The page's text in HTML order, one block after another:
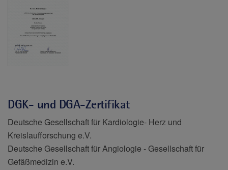
DGK- und DGA-Zertifikat
Deutsche Gesellschaft für Kardiologie- Herz und
Kreislaufforschung e.V.
Deutsche Gesellschaft für Angiologie - Gesellschaft für
Gefäßmedizin e.V.